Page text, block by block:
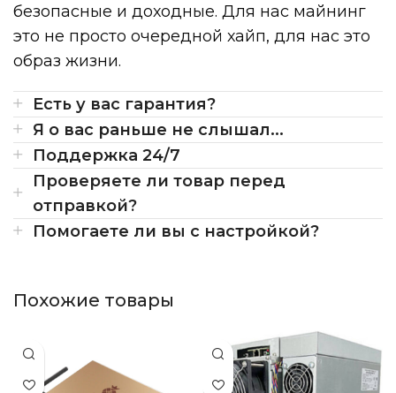
безопасные и доходные. Для нас майнинг
это не просто очередной хайп, для нас это
образ жизни.
Есть у вас гарантия?
Я о вас раньше не слышал...
Поддержка 24/7
Проверяете ли товар перед
отправкой?
Помогаете ли вы с настройкой?
Похожие товары